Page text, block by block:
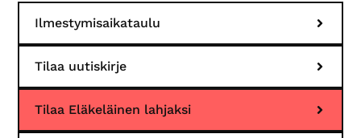
Ilmestymisaikataulu
Tilaa uutiskirje
Tilaa Eläkeläinen lahjaksi